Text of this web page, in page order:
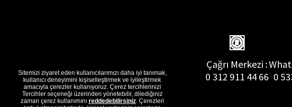
Çağrı Merkezi :
0 312 911 44 66 0
Sitemizi ziyaret eden kullanıcılarımızı daha iyi tanımak,
kullanıcı deneyimini kişiselleştirmek ve iyileştirmek
amacıyla çerezler kullanıyoruz. Çerez tercihlerinizi
Tercihler seçeneği üzerinden yönetebilir, dilediğiniz
zaman çerez kullanımını reddedebilirsiniz. Çerezleri